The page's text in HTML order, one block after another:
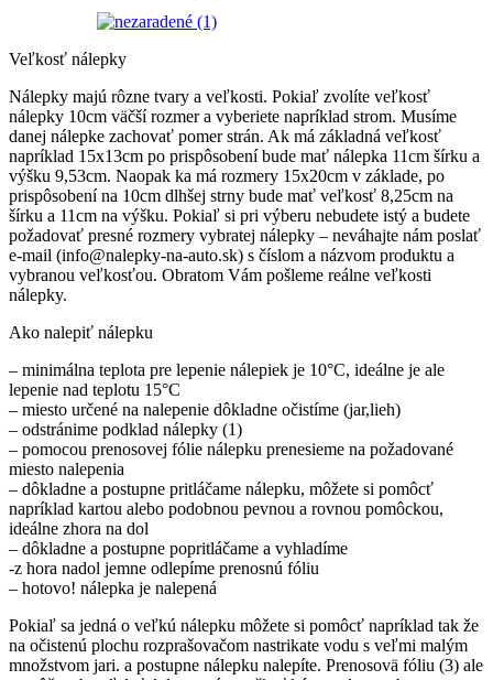
Veľkosť nálepky
Nálepky majú rôzne tvary a veľkosti. Pokiaľ zvolíte veľkosť
nálepky 10cm väčší rozmer a vyberiete napríklad strom. Musíme
danej nálepke zachovať pomer strán. Ak má základná veľkosť
napríklad 15x13cm po prispôsobení bude mať nálepka 11cm šírku a
výšku 9,53cm. Naopak ka má rozmery 15x20cm v základe, po
prispôsobení na 10cm dlhšej strny bude mať veľkosť 8,25cm na
šírku a 11cm na výšku. Pokiaľ si pri výberu nebudete istý a budete
požadovať presné rozmery vybratej nálepky – neváhajte nám poslať
e-mail (info@nalepky-na-auto.sk) s číslom a názvom produktu a
vybranou veľkosťou. Obratom Vám pošleme reálne veľkosti
nálepky.
Ako nalepiť nálepku
– minimálna teplota pre lepenie nálepiek je 10°C, ideálne je ale
lepenie nad teplotu 15°C
– miesto určené na nalepenie dôkladne očistíme (jar,lieh)
– odstránime podklad nálepky (1)
– pomocou prenosovej fólie nálepku prenesieme na požadované
miesto nalepenia
– dôkladne a postupne pritláčame nálepku, môžete si pomôcť
napríklad kartou alebo podobnou pevnou a rovnou pomôckou,
ideálne zhora na dol
– dôkladne a postupne popritláčame a vyhladíme
-z hora nadol jemne odlepíme prenosnú fóliu
– hotovo! nálepka je nalepená
Pokiaľ sa jedná o veľkú nálepku môžete si pomôcť napríklad tak že
na očistenú plochu rozprašovačom nastrikate vodu s veľmi malým
množstvom jari. a postupne nálepku nalepíte. Prenosovä fóliu (3) ale